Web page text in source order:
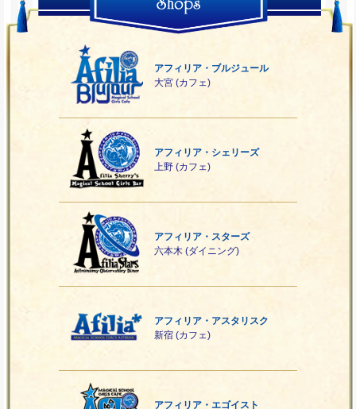
アフィリア・ブルジュール
大宮 (カフェ)
アフィリア・シェリーズ
上野 (カフェ)
アフィリア・スターズ
六本木 (ダイニング)
アフィリア・アスタリスク
新宿 (カフェ)
アフィリア・エゴイスト